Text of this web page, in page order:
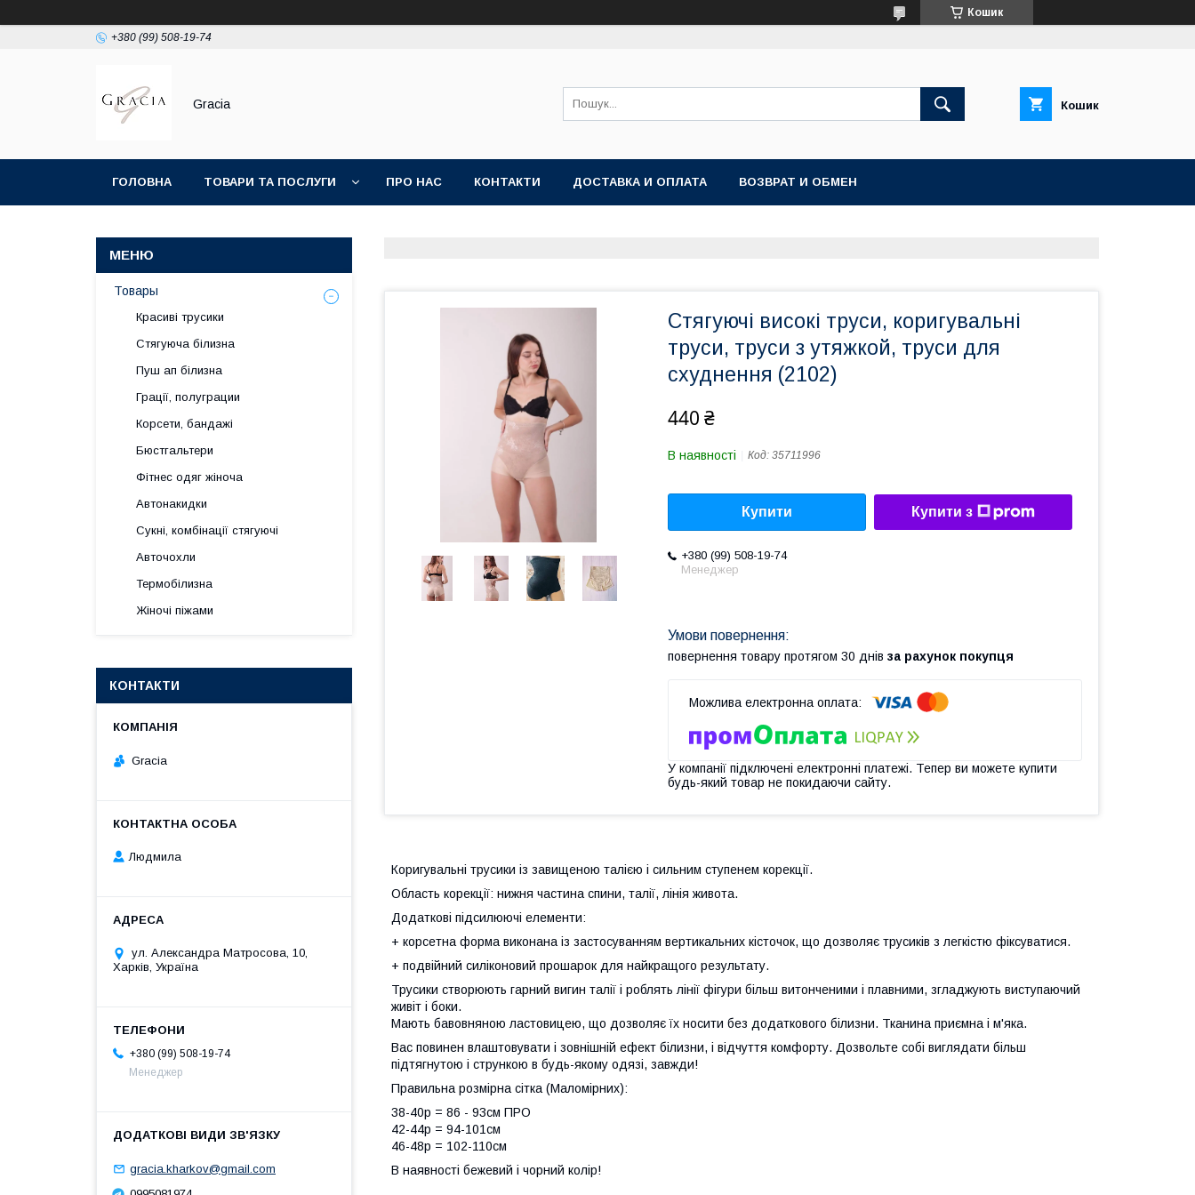
Кошик
+380 (99) 508-19-74
Gracia Кошик
ГОЛОВНА ТОВАРИ ТА ПОСЛУГИ ПРО НАС КОНТАКТИ ДОСТАВКА И ОПЛАТА ВОЗВРАТ И ОБМЕН
Стягуючі високі труси, коригувальні
труси, труси з утяжкой, труси для
схуднення (2102)
440 ₴
В наявності Код: 35711996
Купити Купити з
+380 (99) 508-19-74
Менеджер
повернення товару протягом 30 днів за рахунок покупця
У компанії підключені електронні платежі. Тепер ви можете купити
будь-який товар не покидаючи сайту.
Коригувальні трусики із завищеною талією і сильним ступенем корекції.
Область корекції: нижня частина спини, талії, лінія живота.
Додаткові підсилюючі елементи:
+ корсетна форма виконана із застосуванням вертикальних кісточок, що дозволяє трусиків з легкістю фіксуватися.
+ подвійний силіконовий прошарок для найкращого результату.
Трусики створюють гарний вигин талії і роблять лінії фігури більш витонченими і плавними, згладжують виступаючий
живіт і боки.
Мають бавовняною ластовицею, що дозволяє їх носити без додаткового білизни. Тканина приємна і м'яка.
Вас повинен влаштовувати і зовнішній ефект білизни, і відчуття комфорту. Дозвольте собі виглядати більш
підтягнутою і стрункою в будь-якому одязі, завжди!
Правильна розмірна сітка (Маломірних):
38-40р = 86 - 93см ПРО
42-44р = 94-101см
46-48р = 102-110см
В наявності бежевий і чорний колір!
Товары
Красиві трусики
Стягуюча білизна
Пуш ап білизна
Грації, полуграции
Корсети, бандажі
Бюстгальтери
Фітнес одяг жіноча
Автонакидки
Сукні, комбінації стягуючі
Авточохли
Термобілизна
Жіночі піжами
КОНТАКТИ
Gracia
Людмила
ул. Александра Матросова, 10,
Харків, Україна
+380 (99) 508-19-74
Менеджер
gracia.kharkov@gmail.com